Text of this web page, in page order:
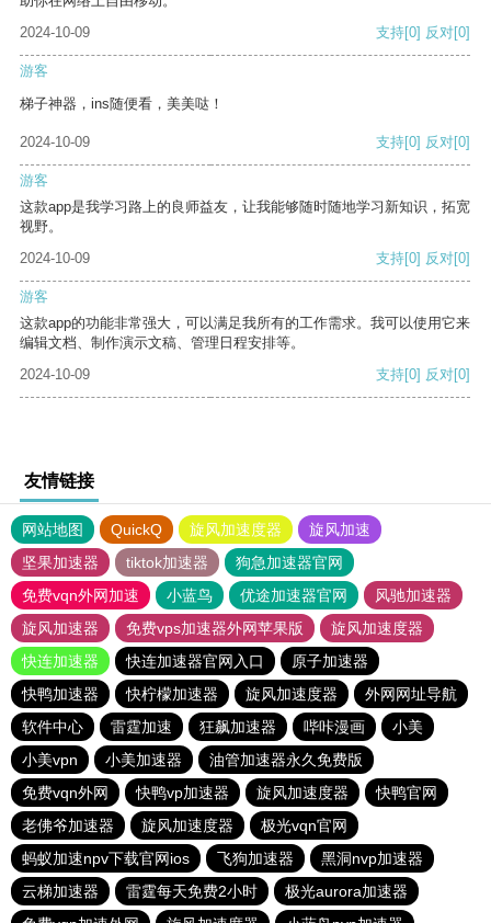
2024-10-09
支持[0] 反对[0]
游客
梯子神器，ins随便看，美美哒！
2024-10-09 支持[0] 反对[0]
游客
这款app是我学习路上的良师益友，让我能够随时随地学习新知识，拓宽
视野。
2024-10-09
支持[0] 反对[0]
游客
这款app的功能非常强大，可以满足我所有的工作需求。我可以使用它来
编辑文档、制作演示文稿、管理日程安排等。
2024-10-09
支持[0] 反对[0]
友情链接
网站地图 QuickQ 旋风加速度器
旋风加速
坚果加速器
tiktok加速器
狗急加速器官网
免费vqn外网加速
小蓝鸟 优途加速器官网
风驰加速器
旋风加速器
免费vps加速器外网苹果版
旋风加速度器
快连加速器
快连加速器官网入口
原子加速器
快鸭加速器
快柠檬加速器 旋风加速度器
外网网址导航
软件中心
雷霆加速 狂飙加速器 哔咔漫画
小美
小美vpn
小美加速器
油管加速器永久免费版
免费vqn外网
快鸭vp加速器 旋风加速度器
快鸭官网
老佛爷加速器
旋风加速度器
极光vqn官网
蚂蚁加速npv下载官网ios
飞狗加速器
黑洞nvp加速器
云梯加速器
雷霆每天免费2小时
极光aurora加速器